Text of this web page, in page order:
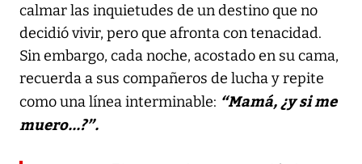
calmar las inquietudes de un destino que no
decidió vivir, pero que afronta con tenacidad.
Sin embargo, cada noche, acostado en su cama,
recuerda a sus compañeros de lucha y repite
como una línea interminable: “Mamá, ¿y si me
muero...?”.